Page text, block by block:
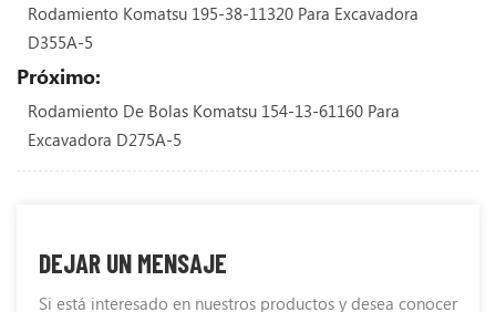
Rodamiento Komatsu 195-38-11320 Para Excavadora
D355A-5
Próximo:
Rodamiento De Bolas Komatsu 154-13-61160 Para
Excavadora D275A-5
DEJAR UN MENSAJE
Si está interesado en nuestros productos y desea conocer